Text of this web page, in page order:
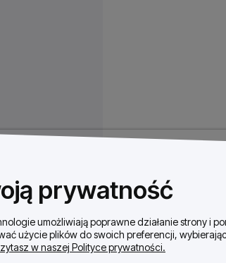
prywatność
umożliwiają poprawne działanie strony i
użycie plików do swoich preferencji,
w naszej Polityce prywatności.